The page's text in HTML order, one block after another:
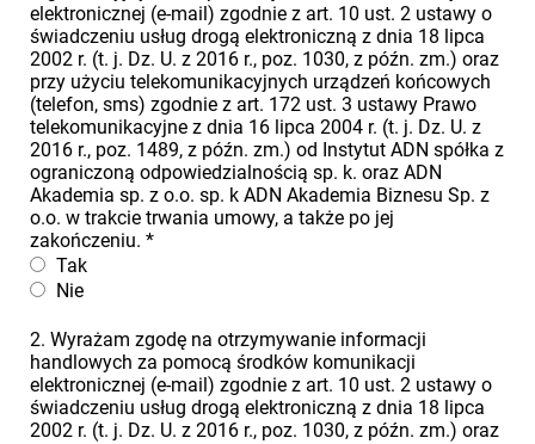
elektronicznej (e-mail) zgodnie z art. 10 ust. 2 ustawy o
świadczeniu usług drogą elektroniczną z dnia 18 lipca
2002 r. (t. j. Dz. U. z 2016 r., poz. 1030, z późn. zm.) oraz
przy użyciu telekomunikacyjnych urządzeń końcowych
(telefon, sms) zgodnie z art. 172 ust. 3 ustawy Prawo
telekomunikacyjne z dnia 16 lipca 2004 r. (t. j. Dz. U. z
2016 r., poz. 1489, z późn. zm.) od Instytut ADN spółka z
ograniczoną odpowiedzialnością sp. k. oraz ADN
Akademia sp. z o.o. sp. k ADN Akademia Biznesu Sp. z
o.o. w trakcie trwania umowy, a także po jej
zakończeniu. *
Tak
Nie
2. Wyrażam zgodę na otrzymywanie informacji
handlowych za pomocą środków komunikacji
elektronicznej (e-mail) zgodnie z art. 10 ust. 2 ustawy o
świadczeniu usług drogą elektroniczną z dnia 18 lipca
2002 r. (t. j. Dz. U. z 2016 r., poz. 1030, z późn. zm.) oraz